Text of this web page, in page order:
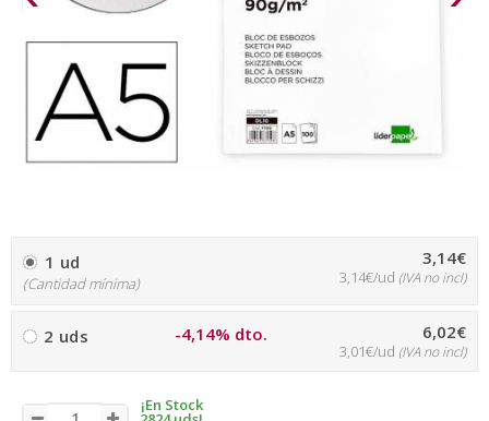
1 ud
(Cantidad mínima)
3,14€
3,14€/ud (IVA no incl)
2 uds -4,14% dto. 6,02€
3,01€/ud (IVA no incl)
¡En Stock